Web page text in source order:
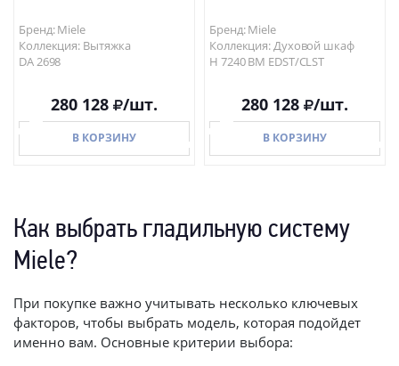
Бренд: Miele
Коллекция: Вытяжка
DA 2698
280 128 /шт.
В КОРЗИНУ
В КОРЗИНУ
Бренд: Miele
Коллекция: Духовой шкаф
H 7240 BM EDST/CLST
280 128 /шт.
В КОРЗИНУ
В КОРЗИНУ
Как выбрать гладильную систему
Miele?
При покупке важно учитывать несколько ключевых
факторов, чтобы выбрать модель, которая подойдет
именно вам. Основные критерии выбора: